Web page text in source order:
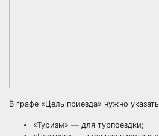
В графе «Цель приезда» нужно
«Туризм» — для турпоездки;